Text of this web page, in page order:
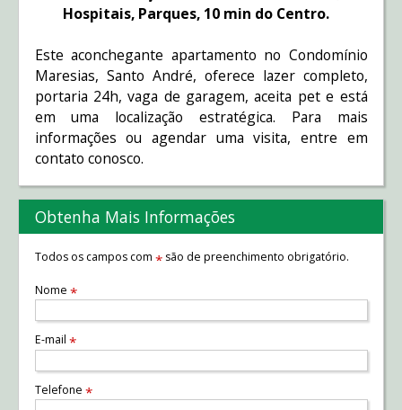
Hospitais, Parques, 10 min do Centro.
Este aconchegante apartamento no Condomínio
Maresias, Santo André, oferece lazer completo,
portaria 24h, vaga de garagem, aceita pet e está
em uma localização estratégica. Para mais
informações ou agendar uma visita, entre em
contato conosco.
Obtenha Mais Informações
Todos os campos com *são de preenchimento obrigatório.
Nome *
E-mail *
Telefone *